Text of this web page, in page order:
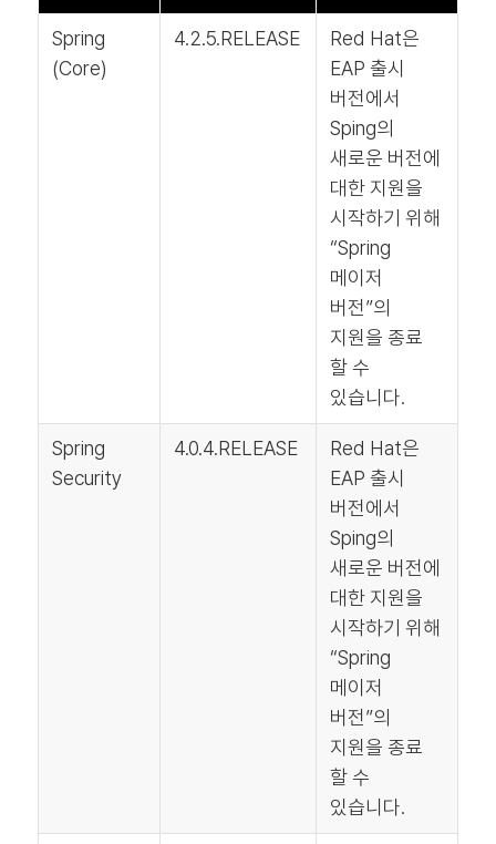
Spring
(Core)
4.2.5.RELEASE
Red Hat은
EAP 출시
버전에서
Sping의
새로운 버전에
대한 지원을
시작하기 위해
“Spring
메이저
버전”의
지원을 종료
할 수
있습니다.
Spring
Security
4.0.4.RELEASE
Red Hat은
EAP 출시
버전에서
Sping의
새로운 버전에
대한 지원을
시작하기 위해
“Spring
메이저
버전”의
지원을 종료
할 수
있습니다.